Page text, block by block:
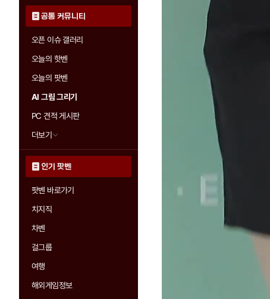
공통 커뮤니티
오픈 이슈 갤러리
오늘의 핫벤
오늘의 팟벤
AI 그림 그리기
PC 견적 게시판
더보기
인기 팟벤
팟벤 바로가기
치지직
차벤
걸그룹
여행
해외게임정보